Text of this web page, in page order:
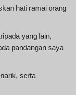
hati ramai orang
yang lain,
pandangan saya
serta